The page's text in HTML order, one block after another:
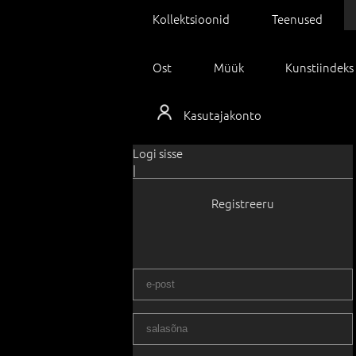
Kollektsioonid Teenused
Ost Müük Kunstiindeks
Kasutajakonto
Logi sisse
|
Registreeru